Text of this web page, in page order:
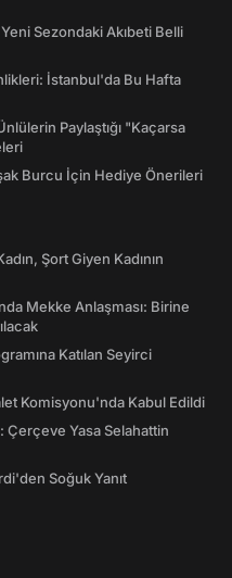
Sezondaki Akıbeti Belli
İstanbul'da Bu Hafta
Paylaştığı "Kaçarsa
Burcu İçin Hediye Önerileri
Şort Giyen Kadının
Mekke Anlaşması: Birine
Katılan Seyirci
Komisyonu'nda Kabul Edildi
Çerçeve Yasa Selahattin
Soğuk Yanıt